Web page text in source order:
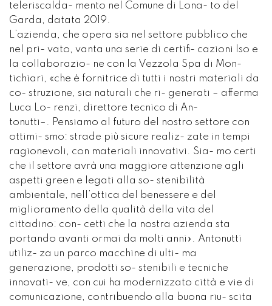
teleriscalda- mento nel Comune di Lona- to del
Garda, datata 2019.
L’azienda, che opera sia nel settore pubblico che
nel pri- vato, vanta una serie di certifi- cazioni Iso e
la collaborazio- ne con la Vezzola Spa di Mon-
tichiari, «che è fornitrice di tutti i nostri materiali da
co- struzione, sia naturali che ri- generati – afferma
Luca Lo- renzi, direttore tecnico di An-
tonutti–. Pensiamo al futuro del nostro settore con
ottimi- smo: strade più sicure realiz- zate in tempi
ragionevoli, con materiali innovativi. Sia- mo certi
che il settore avrà una maggiore attenzione agli
aspetti green e legati alla so- stenibilità
ambientale, nell’ottica del benessere e del
miglioramento della qualità della vita del
cittadino: con- cetti che la nostra azienda sta
portando avanti ormai da molti anni». Antonutti
utiliz- za un parco macchine di ulti- ma
generazione, prodotti so- stenibili e tecniche
innovati- ve, con cui ha modernizzato città e vie di
comunicazione, contribuendo alla buona riu- scita